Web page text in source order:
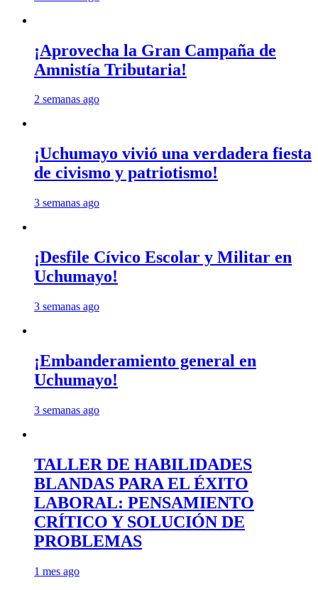
¡Aprovecha la Gran Campaña de
Amnistía Tributaria!
2 semanas ago
¡Uchumayo vivió una verdadera fiesta
de civismo y patriotismo!
3 semanas ago
¡Desfile Cívico Escolar y Militar en
Uchumayo!
3 semanas ago
¡Embanderamiento general en
Uchumayo!
3 semanas ago
TALLER DE HABILIDADES
BLANDAS PARA EL ÉXITO
LABORAL: PENSAMIENTO
CRÍTICO Y SOLUCIÓN DE
PROBLEMAS
1 mes ago